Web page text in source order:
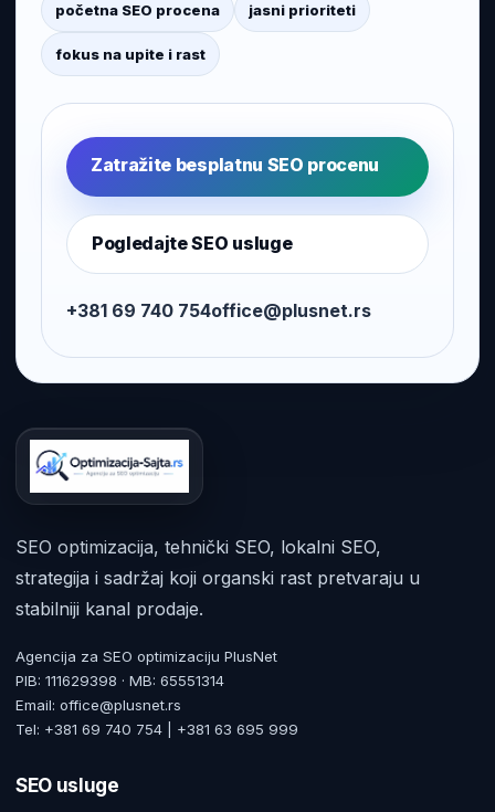
početna SEO procena jasni prioriteti
fokus na upite i rast
Zatražite besplatnu SEO procenu
Pogledajte SEO usluge
+381 69 740 754office@plusnet.rs
SEO optimizacija, tehnički SEO, lokalni SEO,
strategija i sadržaj koji organski rast pretvaraju u
stabilniji kanal prodaje.
Agencija za SEO optimizaciju PlusNet
PIB: 111629398 · MB: 65551314
Email: office@plusnet.rs
Tel: +381 69 740 754 | +381 63 695 999
SEO usluge